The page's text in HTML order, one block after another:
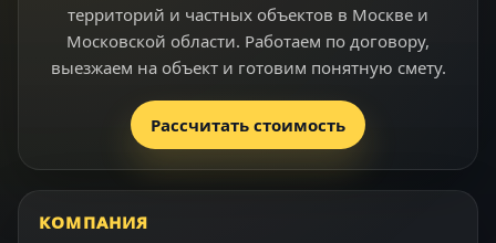
территорий и частных объектов в Москве и
Московской области. Работаем по договору,
выезжаем на объект и готовим понятную смету.
Рассчитать стоимость
КОМПАНИЯ